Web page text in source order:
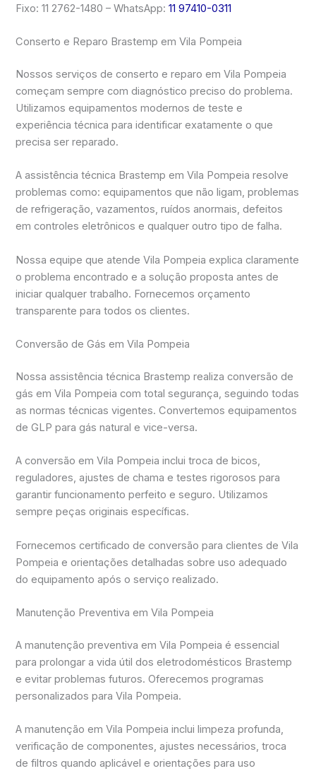
Fixo: 11 2762-1480 – WhatsApp:11 97410-0311
Conserto e Reparo Brastemp em Vila Pompeia
Nossos serviços de conserto e reparo em Vila Pompeia
começam sempre com diagnóstico preciso do problema.
Utilizamos equipamentos modernos de teste e
experiência técnica para identificar exatamente o que
precisa ser reparado.
A assistência técnica Brastemp em Vila Pompeia resolve
problemas como: equipamentos que não ligam, problemas
de refrigeração, vazamentos, ruídos anormais, defeitos
em controles eletrônicos e qualquer outro tipo de falha.
Nossa equipe que atende Vila Pompeia explica claramente
o problema encontrado e a solução proposta antes de
iniciar qualquer trabalho. Fornecemos orçamento
transparente para todos os clientes.
Conversão de Gás em Vila Pompeia
Nossa assistência técnica Brastemp realiza conversão de
gás em Vila Pompeia com total segurança, seguindo todas
as normas técnicas vigentes. Convertemos equipamentos
de GLP para gás natural e vice-versa.
A conversão em Vila Pompeia inclui troca de bicos,
reguladores, ajustes de chama e testes rigorosos para
garantir funcionamento perfeito e seguro. Utilizamos
sempre peças originais específicas.
Fornecemos certificado de conversão para clientes de Vila
Pompeia e orientações detalhadas sobre uso adequado
do equipamento após o serviço realizado.
Manutenção Preventiva em Vila Pompeia
A manutenção preventiva em Vila Pompeia é essencial
para prolongar a vida útil dos eletrodomésticos Brastemp
e evitar problemas futuros. Oferecemos programas
personalizados para Vila Pompeia.
A manutenção em Vila Pompeia inclui limpeza profunda,
verificação de componentes, ajustes necessários, troca
de filtros quando aplicável e orientações para uso